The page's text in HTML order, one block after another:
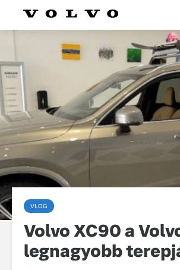
VLOG
Volvo XC90 a
legnagyobb